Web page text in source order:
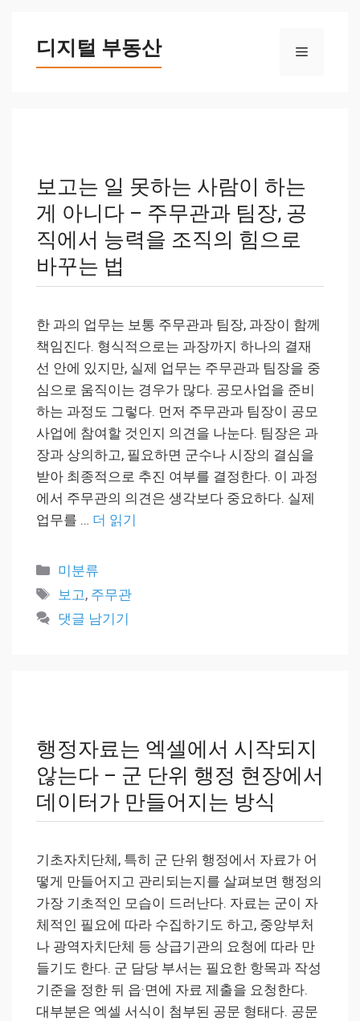
디지털 부동산 메
보고는 일 못하는 사람이 하는
게 아니다 – 주무관과 팀장, 공
직에서 능력을 조직의 힘으로
바꾸는 법
한 과의 업무는 보통 주무관과 팀장, 과장이 함께
책임진다. 형식적으로는 과장까지 하나의 결재
선 안에 있지만, 실제 업무는 주무관과 팀장을 중
심으로 움직이는 경우가 많다. 공모사업을 준비
하는 과정도 그렇다. 먼저 주무관과 팀장이 공모
사업에 참여할 것인지 의견을 나눈다. 팀장은 과
장과 상의하고, 필요하면 군수나 시장의 결심을
받아 최종적으로 추진 여부를 결정한다. 이 과정
에서 주무관의 의견은 생각보다 중요하다. 실제
업무를 … 더 읽기
카
테
리
미분류
태
그
보고, 주무관
댓글 남기기
행정자료는 엑셀에서 시작되지
않는다 – 군 단위 행정 현장에서
데이터가 만들어지는 방식
기초자치단체, 특히 군 단위 행정에서 자료가 어
떻게 만들어지고 관리되는지를 살펴보면 행정의
가장 기초적인 모습이 드러난다. 자료는 군이 자
체적인 필요에 따라 수집하기도 하고, 중앙부처
나 광역자치단체 등 상급기관의 요청에 따라 만
들기도 한다. 군 담당 부서는 필요한 항목과 작성
기준을 정한 뒤 읍·면에 자료 제출을 요청한다.
대부분은 엑셀 서식이 첨부된 공문 형태다. 공문